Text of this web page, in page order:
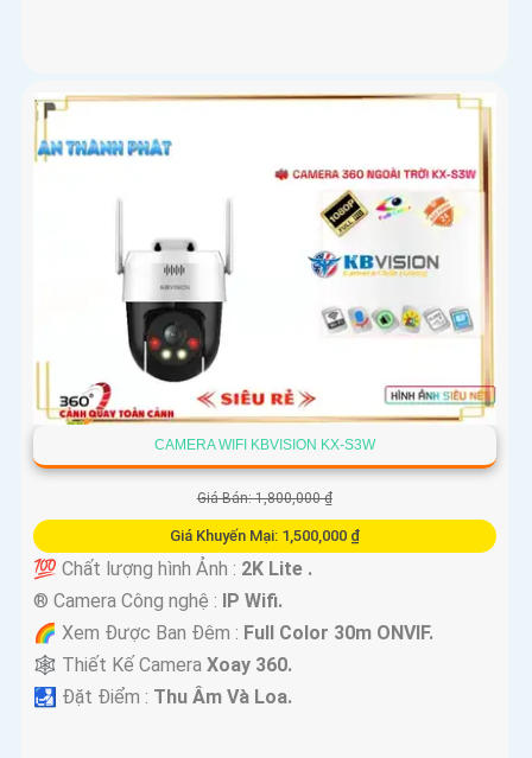
CAMERA WIFI KBVISION KX-S3W
Giá Bán: 1,800,000 ₫
Giá Khuyến Mại: 1,500,000 ₫
💯 Chất lượng hình Ảnh : 2K Lite .
®️ Camera Công nghệ :
IP Wifi.
🌈 Xem Được Ban Đêm : Full Color 30m ONVIF.
🕸️ Thiết Kế Camera Xoay 360.
️🛃 Đặt Điểm : Thu Âm Và Loa.